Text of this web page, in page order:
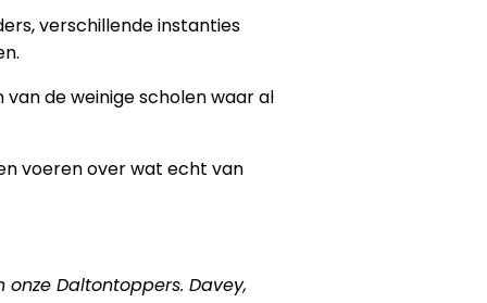
verschillende instanties
de weinige scholen waar al
voeren over wat echt van
Daltontoppers. Davey,